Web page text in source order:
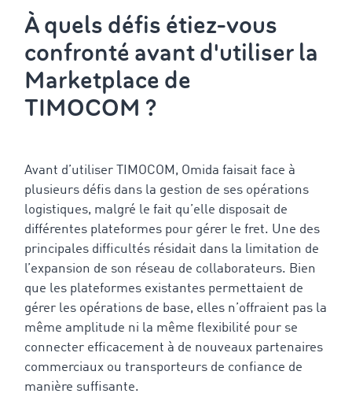
À quels défis étiez-vous
confronté avant d'utiliser la
Marketplace de
TIMOCOM ?
Avant d’utiliser TIMOCOM, Omida faisait face à
plusieurs défis dans la gestion de ses opérations
logistiques, malgré le fait qu’elle disposait de
différentes plateformes pour gérer le fret. Une des
principales difficultés résidait dans la limitation de
l’expansion de son réseau de collaborateurs. Bien
que les plateformes existantes permettaient de
gérer les opérations de base, elles n’offraient pas la
même amplitude ni la même flexibilité pour se
connecter efficacement à de nouveaux partenaires
commerciaux ou transporteurs de confiance de
manière suffisante.